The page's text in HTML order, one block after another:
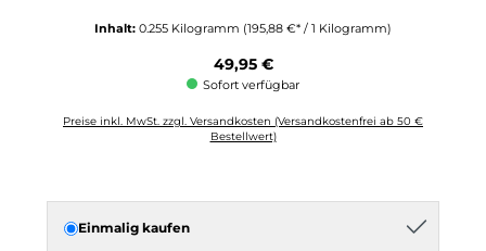
Inhalt: 0.255 Kilogramm (195,88 €* / 1 Kilogramm)
Regulärer Preis:
49,95 €
Sofort verfügbar
Preise inkl. MwSt. zzgl. Versandkosten (Versandkostenfrei ab 50 €
Bestellwert)
Einmalig kaufen